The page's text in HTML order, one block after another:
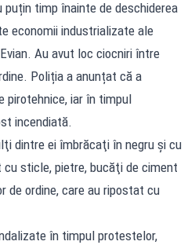
puțin timp înainte de deschiderea
economii industrializate ale
Au avut loc ciocniri între
Poliția a anunțat că a
iar în timpul
incendiată.
dintre ei îmbrăcaţi în negru şi cu
sticle, pietre, bucăţi de ciment
de ordine, care au ripostat cu
în timpul protestelor,